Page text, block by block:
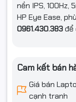
nền IPS, 100Hz,
HP Eye Ease,
0961.430.383để
Cam kết bán
Giá bán
cạnh tranh